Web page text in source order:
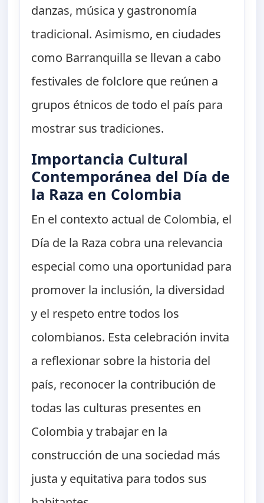
danzas, música y gastronomía
tradicional. Asimismo, en ciudades
como Barranquilla se llevan a cabo
festivales de folclore que reúnen a
grupos étnicos de todo el país para
mostrar sus tradiciones.
Importancia Cultural
Contemporánea del Día de
la Raza en Colombia
En el contexto actual de Colombia, el
Día de la Raza cobra una relevancia
especial como una oportunidad para
promover la inclusión, la diversidad
y el respeto entre todos los
colombianos. Esta celebración invita
a reflexionar sobre la historia del
país, reconocer la contribución de
todas las culturas presentes en
Colombia y trabajar en la
construcción de una sociedad más
justa y equitativa para todos sus